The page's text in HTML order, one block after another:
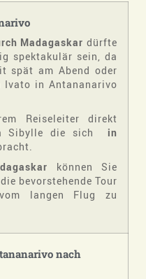
Madagaskardürfte
spektakulär sein, da
spät am Abend oder
Ivato in Antananarivo
Reiseleiter direkt
Sibylle die sich
in
können Sie
bevorstehende Tour
langen Flug zu
nach